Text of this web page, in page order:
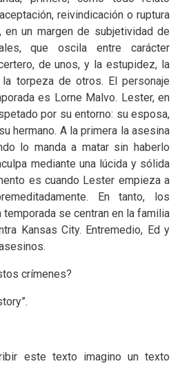
reivindicación o ruptura
en un margen de subjetividad de
que oscila entre carácter
de unos, y la estupidez, la
torpeza de otros. El personaje
es Lorne Malvo. Lester, en
por su entorno: su esposa,
hermano. A la primera la asesina
lo manda a matar sin haberlo
mediante una lúcida y sólida
es cuando Lester empieza a
En tanto, los
se centran en la familia
Kansas City. Entremedio, Ed y
crímenes?
este texto imagino un texto